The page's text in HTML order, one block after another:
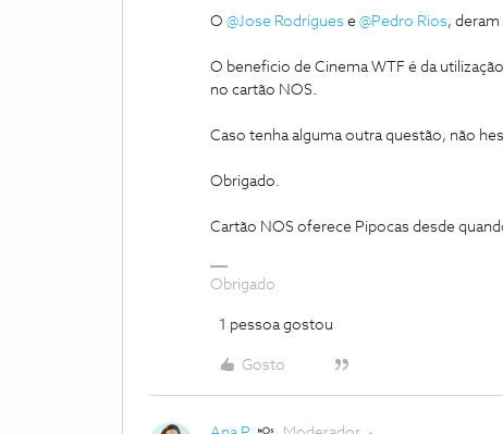
O @Jose Rodrigues e @Pedro Rios,
O beneficio de Cinema WTF é da
no cartão NOS.
Caso tenha alguma outra questão, não
Obrigado.
Cartão NOS oferece Pipocas desde
Obrigado
1 pessoa gostou
Gosto